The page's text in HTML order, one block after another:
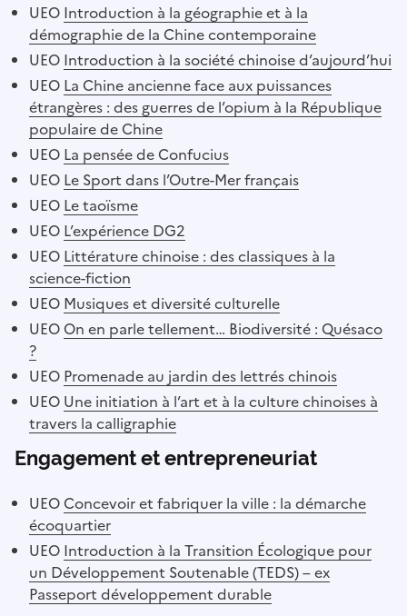
UEO Introduction à la géographie et à la
démographie de la Chine contemporaine
UEO Introduction à la société chinoise d’aujourd’hui
UEO La Chine ancienne face aux puissances
étrangères : des guerres de l’opium à la République
populaire de Chine
UEO La pensée de Confucius
UEO Le Sport dans l’Outre-Mer français
UEO Le taoïsme
UEO L’expérience DG2
UEO Littérature chinoise : des classiques à la
science-fiction
UEO Musiques et diversité culturelle
UEO On en parle tellement… Biodiversité : Quésaco
?
UEO Promenade au jardin des lettrés chinois
UEO Une initiation à l’art et à la culture chinoises à
travers la calligraphie
Engagement et entrepreneuriat
UEO Concevoir et fabriquer la ville : la démarche
écoquartier
UEO Introduction à la Transition Écologique pour
un Développement Soutenable (TEDS) – ex
Passeport développement durable